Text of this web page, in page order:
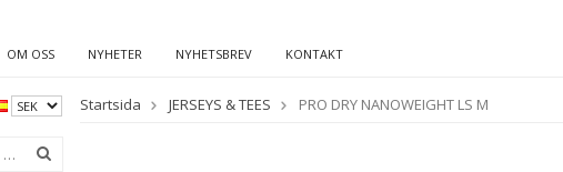
OM OSS NYHETER NYHETSBREV KONTAKT
Startsida JERSEYS & TEES PRO DRY NANOWEIGHT LS M